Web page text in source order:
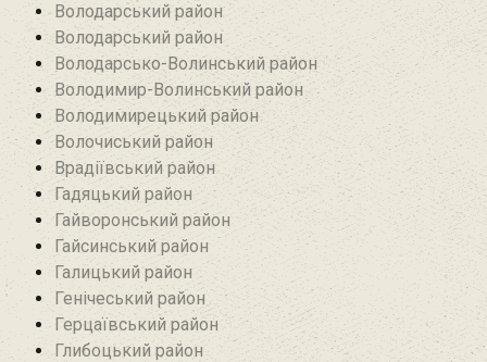
Володарський район
Володарський район
Володарсько-Волинський район
Володимир-Волинський район
Володимирецький район‎
Волочиський район
Врадіївський район‎
Гадяцький район
Гайворонський район
Гайсинський район
Галицький район
Генічеський район
Герцаївський район
Глибоцький район